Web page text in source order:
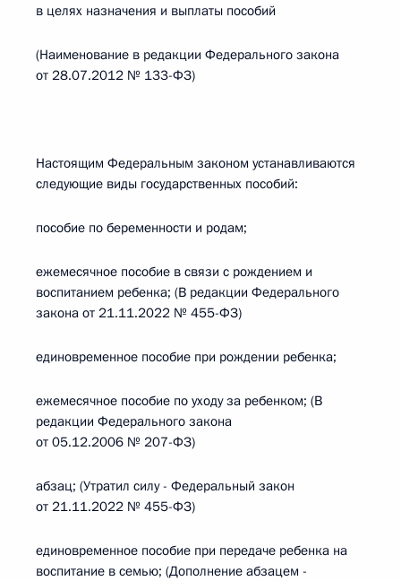
в целях назначения и выплаты пособий
(Наименование в редакции Федерального закона
от 28.07.2012 № 133-ФЗ)
Настоящим Федеральным законом устанавливаются
следующие виды государственных пособий:
пособие по беременности и родам;
ежемесячное пособие в связи с рождением и
воспитанием ребенка; (В редакции Федерального
закона от 21.11.2022 № 455-ФЗ)
единовременное пособие при рождении ребенка;
ежемесячное пособие по уходу за ребенком; (В
редакции Федерального закона
от 05.12.2006 № 207-ФЗ)
абзац; (Утратил силу - Федеральный закон
от 21.11.2022 № 455-ФЗ)
единовременное пособие при передаче ребенка на
воспитание в семью; (Дополнение абзацем -